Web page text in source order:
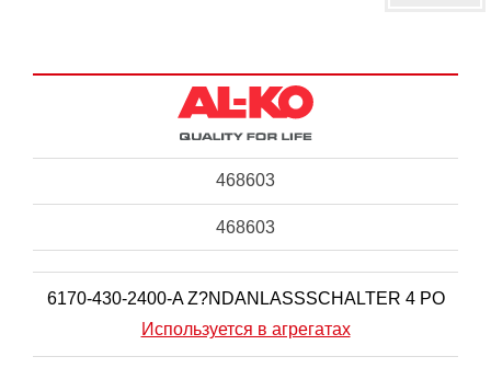
468603
468603
6170-430-2400-A Z?NDANLASSSCHALTER 4 PO
Используется в агрегатах